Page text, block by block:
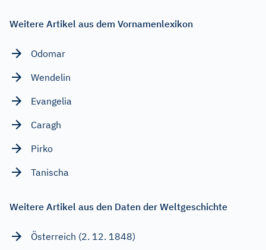
Weitere Artikel aus dem Vornamenlexikon
Odomar
Wendelin
Evangelia
Caragh
Pirko
Tanischa
Weitere Artikel aus den Daten der Weltgeschichte
Österreich (2. 12. 1848)